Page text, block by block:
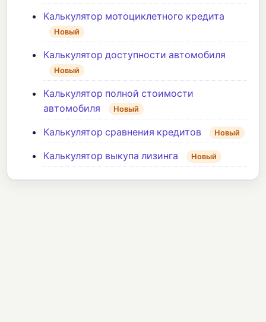
Калькулятор мотоциклетного кредита
Новый
Калькулятор доступности автомобиля
Новый
Калькулятор полной стоимости
автомобиля
Новый
Калькулятор сравнения кредитов Новый
Калькулятор выкупа лизинга Новый